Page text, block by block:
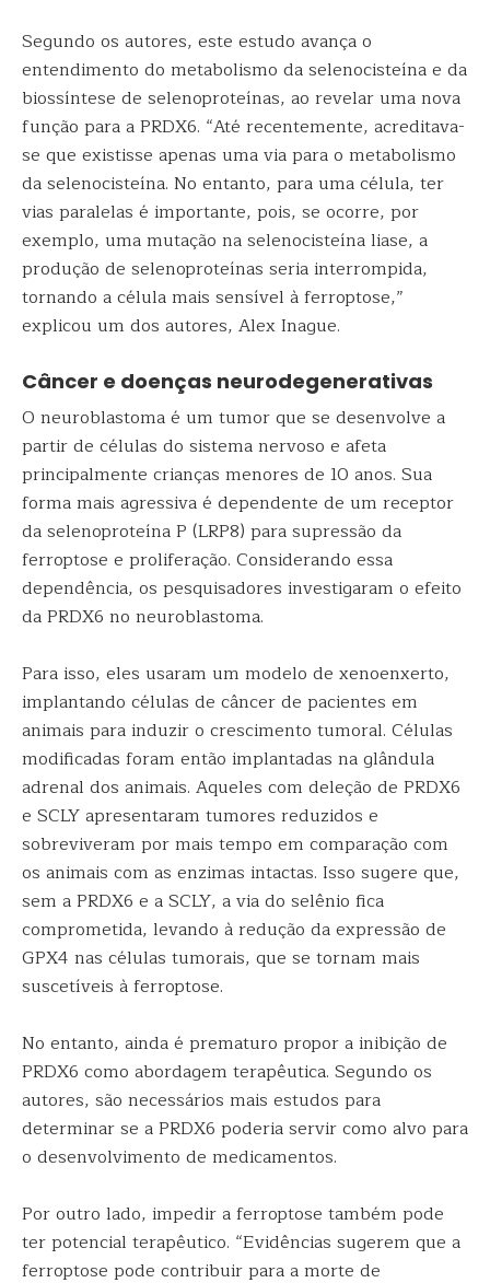
Segundo os autores, este estudo avança o
entendimento do metabolismo da selenocisteína e da
biossíntese de selenoproteínas, ao revelar uma nova
função para a PRDX6. “Até recentemente, acreditava-
se que existisse apenas uma via para o metabolismo
da selenocisteína. No entanto, para uma célula, ter
vias paralelas é importante, pois, se ocorre, por
exemplo, uma mutação na selenocisteína liase, a
produção de selenoproteínas seria interrompida,
tornando a célula mais sensível à ferroptose,”
explicou um dos autores, Alex Inague.
Câncer e doenças neurodegenerativas
O neuroblastoma é um tumor que se desenvolve a
partir de células do sistema nervoso e afeta
principalmente crianças menores de 10 anos. Sua
forma mais agressiva é dependente de um receptor
da selenoproteína P (LRP8) para supressão da
ferroptose e proliferação. Considerando essa
dependência, os pesquisadores investigaram o efeito
da PRDX6 no neuroblastoma.
Para isso, eles usaram um modelo de xenoenxerto,
implantando células de câncer de pacientes em
animais para induzir o crescimento tumoral. Células
modificadas foram então implantadas na glândula
adrenal dos animais. Aqueles com deleção de PRDX6
e SCLY apresentaram tumores reduzidos e
sobreviveram por mais tempo em comparação com
os animais com as enzimas intactas. Isso sugere que,
sem a PRDX6 e a SCLY, a via do selênio fica
comprometida, levando à redução da expressão de
GPX4 nas células tumorais, que se tornam mais
suscetíveis à ferroptose.
No entanto, ainda é prematuro propor a inibição de
PRDX6 como abordagem terapêutica. Segundo os
autores, são necessários mais estudos para
determinar se a PRDX6 poderia servir como alvo para
o desenvolvimento de medicamentos.
Por outro lado, impedir a ferroptose também pode
ter potencial terapêutico. “Evidências sugerem que a
ferroptose pode contribuir para a morte de